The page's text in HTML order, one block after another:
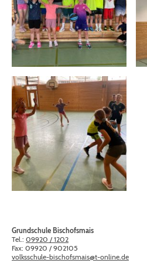
Grundschule Bischofsmais
Tel.: 09920 / 1202
Fax: 09920 / 902105
volksschule-bischofsmais@t-online.de